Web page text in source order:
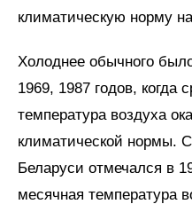
климатическую норму
Холоднее обычного
1969, 1987 годов, когда
температура воздуха
климатической нормы.
Беларуси отмечался в
месячная температура